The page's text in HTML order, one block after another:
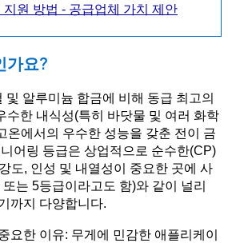
원 방법 - 공급업체 가치 제안
가요?
및 알루미늄 합금에 비해 동급 최고의
수한 내식성(특히 바닷물 및 여러 화학
온에서의 우수한 성능을 갖춘 전이 금
어링 등급은 상업적으로 순수한(CP)
도, 인성 및 내열성이 중요한 곳에 사
는 5등급이라고도 함)와 같이 널리
까지 다양합니다.
요한 이유: 무게에 민감한 애플리케이